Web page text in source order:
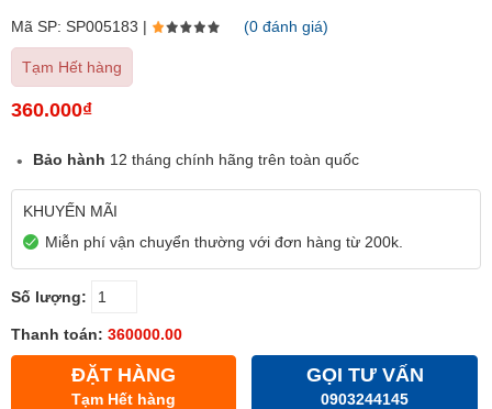
Mã SP: SP005183 | (0 đánh giá)
Tạm Hết hàng
360.000₫
Bảo hành 12 tháng chính hãng trên toàn quốc
KHUYẾN MÃI
Miễn phí vận chuyển thường với đơn hàng từ 200k.
Số lượng:
Thanh toán: 360000.00
ĐẶT HÀNG
Tạm Hết hàng
GỌI TƯ VẤN
0903244145